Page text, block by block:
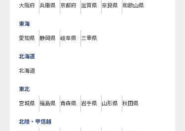
大阪府 兵庫県 京都府 滋賀県 奈良県 和歌山県
東海
愛知県 静岡県 岐阜県 三重県
北海道
北海道
東北
宮城県 福島県 青森県 岩手県 山形県 秋田県
北陸・甲信越